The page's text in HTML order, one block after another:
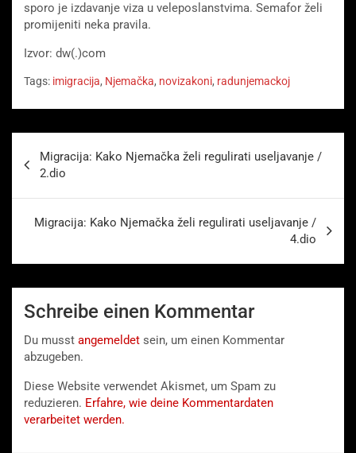
sporo je izdavanje viza u veleposlanstvima. Semafor želi
promijeniti neka pravila.
Izvor: dw(.)com
Tags: imigracija, Njemačka, novizakoni, radunjemackoj
Migracija: Kako Njemačka želi regulirati useljavanje /
2.dio
Migracija: Kako Njemačka želi regulirati useljavanje /
4.dio
Schreibe einen Kommentar
Du musst angemeldet sein, um einen Kommentar
abzugeben.
Diese Website verwendet Akismet, um Spam zu
reduzieren. Erfahre, wie deine Kommentardaten
verarbeitet werden.